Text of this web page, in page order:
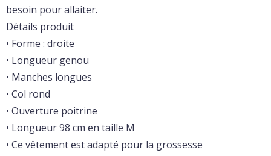
besoin pour allaiter.
Détails produit
• Forme : droite
• Longueur genou
• Manches longues
• Col rond
• Ouverture poitrine
• Longueur 98 cm en taille M
• Ce vêtement est adapté pour la grossesse